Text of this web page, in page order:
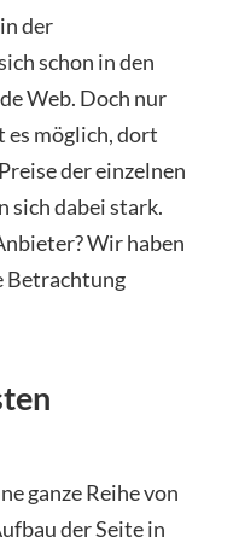
der
schon in den
Web. Doch nur
es möglich, dort
der einzelnen
sich dabei stark.
Wir haben
Betrachtung
ganze Reihe von
der Seite in